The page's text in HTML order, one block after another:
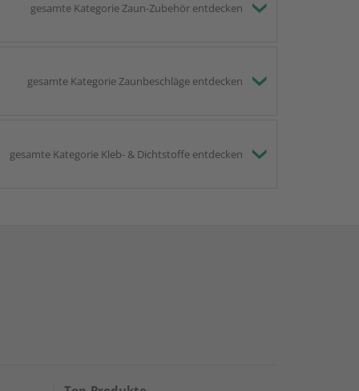
gesamte Kategorie Zaun-Zubehör entdecken
gesamte Kategorie Zaunbeschläge entdecken
gesamte Kategorie Kleb- & Dichtstoffe entdecken